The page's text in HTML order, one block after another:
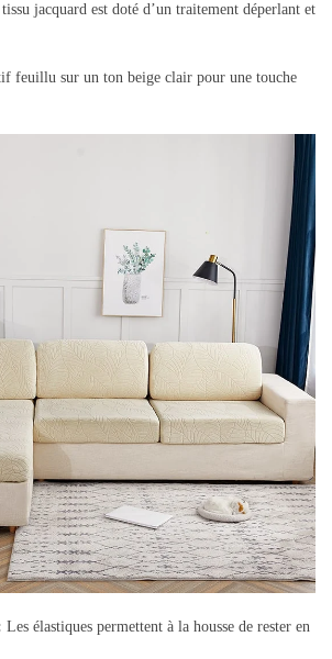
jacquard est doté d’un traitement déperlant et
feuillu sur un ton beige clair pour une touche
Les élastiques permettent à la housse de rester en